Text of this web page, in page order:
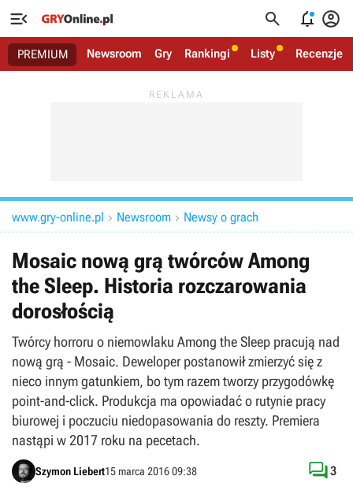
   
PREMIUM Newsroom Gry Rankingi Listy Recenzje
www.gry-online.pl  Newsroom  Newsy o grach
Mosaic nową grą twórców Among
the Sleep. Historia rozczarowania
dorosłością
Twórcy horroru o niemowlaku Among the Sleep pracują nad
nową grą - Mosaic. Deweloper postanowił zmierzyć się z
nieco innym gatunkiem, bo tym razem tworzy przygodówkę
point-and-click. Produkcja ma opowiadać o rutynie pracy
biurowej i poczuciu niedopasowania do reszty. Premiera
nastąpi w 2017 roku na pecetach.
Szymon Liebert15 marca 2016 09:38 3